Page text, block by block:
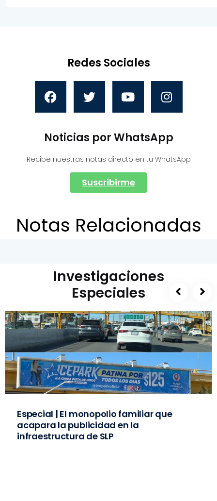
Redes Sociales
Noticias por WhatsApp
Recibe nuestras notas directo en tu WhatsApp
Suscribirme
Notas Relacionadas
Investigaciones
Especiales
Especial | El monopolio familiar que
acapara la publicidad en la
infraestructura de SLP